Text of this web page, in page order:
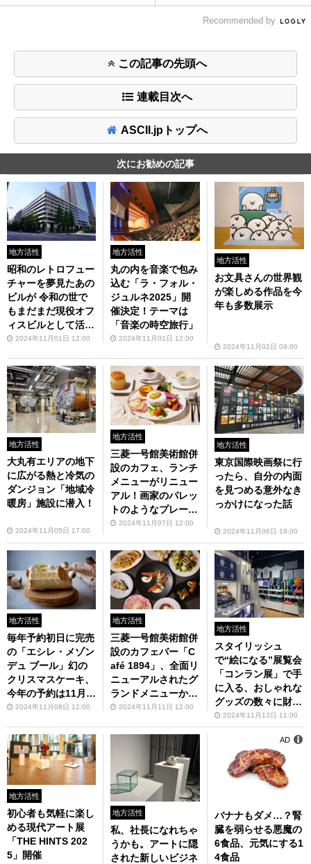
Recommended by
この記事の先頭へ
連載目次へ
ASCII.jpトップへ
次にお勧めの記事
地方活性
昭和のレトロフュー
チャーを夢見たあの
ビルが 令和の世で
もまだまだ現役オフ
ィスビルとして活
躍！2024年11月01日 12:00
地方活性
丸の内を音楽で包み
込む「ラ・フォル・
ジュルネ2025」開
催決定！テーマは
「音楽の時空旅行」
2024年11月01日 12:00
地方活性
お文具さんの世界観
が楽しめる作品を今
年も多数展示
2024年11月02日 09:00
地方活性
大丸有エリアの地下
に広がる熱と冷気の
ダンジョン「地域冷
暖房」施設に潜入！
2024年11月05日 17:00
地方活性
三菱一号館美術館併
設のカフェ、ランチ
メニューがリニュー
アル！画家のパレッ
トのようなプレート
ランチ
2024年11月07日 12:00
地方活性
東京国際映画祭に行
ったら、自分の内面
を見つめる意外なき
っかけになった話
2024年11月06日 19:00
地方活性
毎年予約初日に完売
の「エシレ・メゾン
デュ ブール」幻の
クリスマスケーキ、
今年の予約は11月1
1日から！
2024年11月08日 12:00
地方活性
三菱一号館美術館併
設のカフェバー「C
afé 1894」、全面リ
ニューアルされたグ
ランドメニューから
推しの3皿！
2024年11月11日 12:00
地方活性
スタイリッシュ
で“絵になる”展覧会
「コンラン展」で手
に入る、おしゃれな
グッズの数々に財布
の紐がゆるむこと間
違いなし！
2024年11月13日 11:00
地方活性
初心者も気軽に楽し
める現代アート展
「THE HINTS 202
5」開催
地方活性
私、社長になれちゃ
うかも。アートに隠
された新しいビジネ
バナナもダメ…？腎
臓を弱らせる悪魔の
6食品、元気にする1
4食品
AD